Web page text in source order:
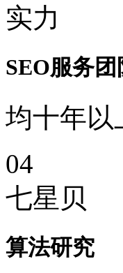
实力
SEO服务团
均十年以
04
七星贝
算法研究